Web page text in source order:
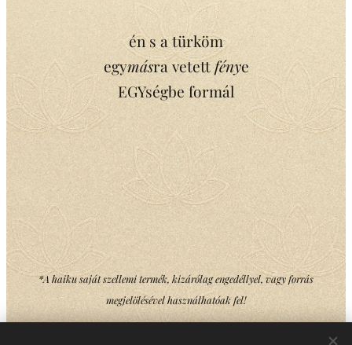
én s a türköm
egymásra vetettfénye
EGYségbe formál
*A haiku saját szellemi termék, kizárólag engedéllyel, vagy forrás
megjelölésével használhatóak fel!